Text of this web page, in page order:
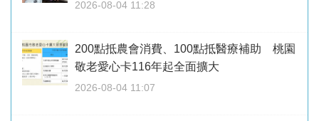
2026-08-04 11:28
200點抵農會消費、100點抵醫療補助 桃園
敬老愛心卡116年起全面擴大
2026-08-04 11:07